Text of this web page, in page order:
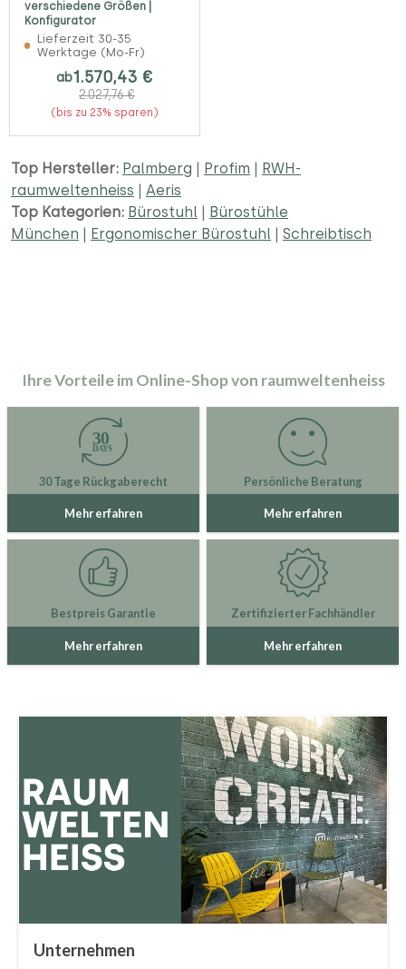
verschiedene Größen |
Konfigurator
Lieferzeit 30-35
Werktage (Mo-Fr)
ab1.570,43 €
2.027,76 €
(bis zu 23% sparen)
Top Hersteller: Palmberg Profim
RWH-
raumweltenheiss
Aeris
Top Kategorien: Bürostuhl
Bürostühle
München
Ergonomischer Bürostuhl Schreibtisch
Ihre Vorteile im Online-Shop von raumweltenheiss
30 Tage Rückgaberecht
Mehr erfahren
Persönliche Beratung
Mehr erfahren
Bestpreis Garantie
Mehr erfahren
Zertifizierter Fachhändler
Mehr erfahren
Unternehmen